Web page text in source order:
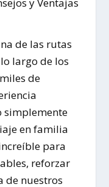
de las rutas
largo de los
de
simplemente
en familia
para
reforzar
de nuestros